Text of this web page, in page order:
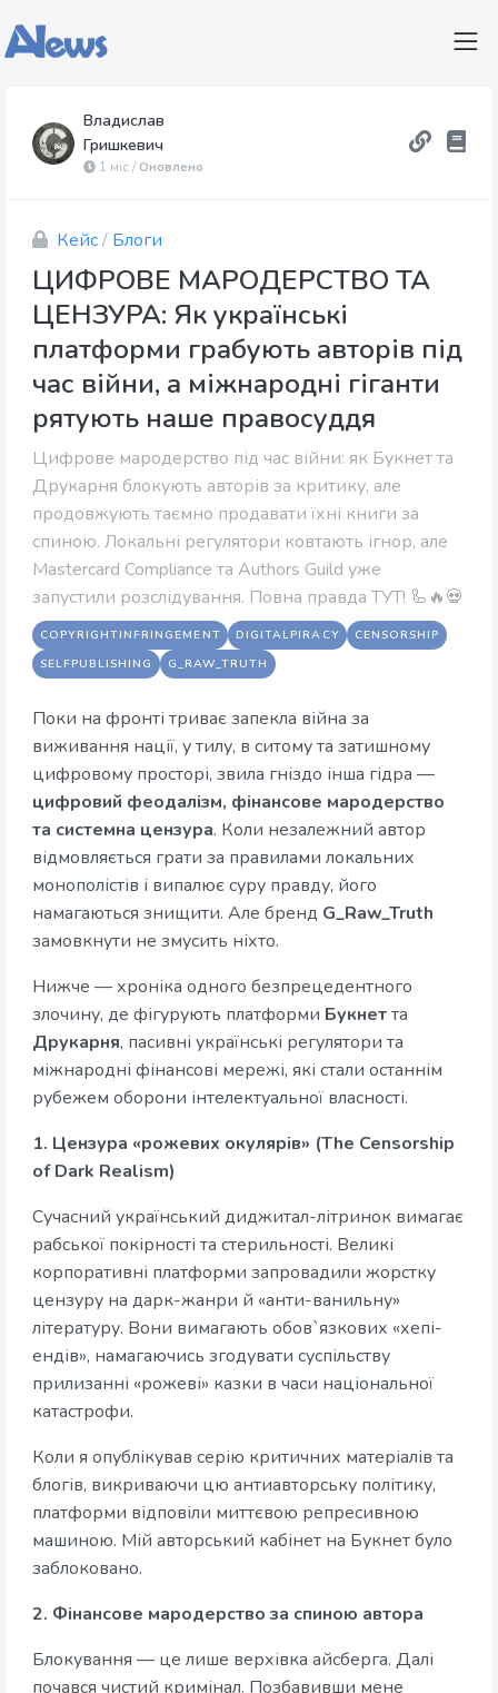
Владислав
Гришкевич
1 міс / Оновлено
Кейс/ Блоги
ЦИФРОВЕ МАРОДЕРСТВО ТА
ЦЕНЗУРА: Як українські
платформи грабують авторів під
час війни, а міжнародні гіганти
рятують наше правосуддя
Цифрове мародерство під час війни: як Букнет та
Друкарня блокують авторів за критику, але
продовжують таємно продавати їхні книги за
спиною. Локальні регулятори ковтають ігнор, але
Mastercard Compliance та Authors Guild уже
запустили розслідування. Повна правда ТУТ! 🦾🔥💀
COPYRIGHTINFRINGEMENT DIGITALPIRACY
CENSORSHIP
SELFPUBLISHING
G_RAW_TRUTH
Поки на фронті триває запекла війна за
виживання нації, у тилу, в ситому та затишному
цифровому просторі, звила гніздо інша гідра —
цифровий феодалізм, фінансове мародерство
та системна цензура. Коли незалежний автор
відмовляється грати за правилами локальних
монополістів і випалює суру правду, його
намагаються знищити. Але бренд G_Raw_Truth
замовкнути не змусить ніхто.
Нижче — хроніка одного безпрецедентного
злочину, де фігурують платформи Букнетта
Друкарня, пасивні українські регулятори та
міжнародні фінансові мережі, які стали останнім
рубежем оборони інтелектуальної власності.
1. Цензура «рожевих окулярів» (The Censorship
of Dark Realism)
Сучасний український диджитал-літринок вимагає
рабської покірності та стерильності. Великі
корпоративні платформи запровадили жорстку
цензуру на дарк-жанри й «анти-ванильну»
літературу. Вони вимагають обов`язкових «хепі-
ендів», намагаючись згодувати суспільству
прилизанні «рожеві» казки в часи національної
катастрофи.
Коли я опублікував серію критичних матеріалів та
блогів, викриваючи цю антиавторську політику,
платформи відповіли миттєвою репресивною
машиною. Мій авторський кабінет на Букнет було
заблоковано.
2. Фінансове мародерство за спиною автора
Блокування — це лише верхівка айсберга. Далі
почався чистий кримінал. Позбавивши мене